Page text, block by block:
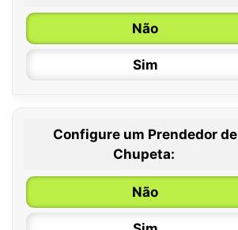
Não
Sim
0 / 6 meses
6 / 36 meses
Configure um Prendedor de
Chupeta:
Não